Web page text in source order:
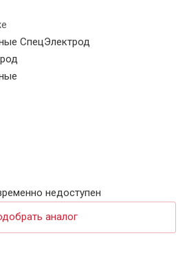
СпецЭлектрод
недоступен
аналог